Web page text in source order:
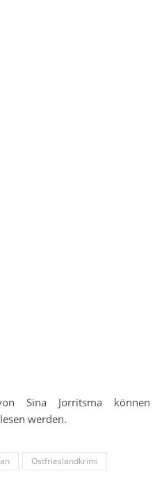
Sina Jorritsma können
werden.
Ostfrieslandkrimi